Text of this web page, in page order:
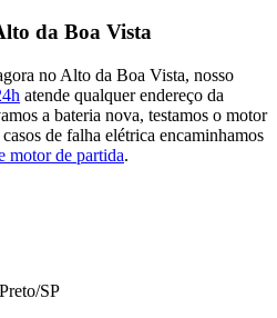
da Boa Vista
no Alto da Boa Vista, nosso
atende qualquer endereço da
a bateria nova, testamos o motor
de falha elétrica encaminhamos
motor de partida.
SP